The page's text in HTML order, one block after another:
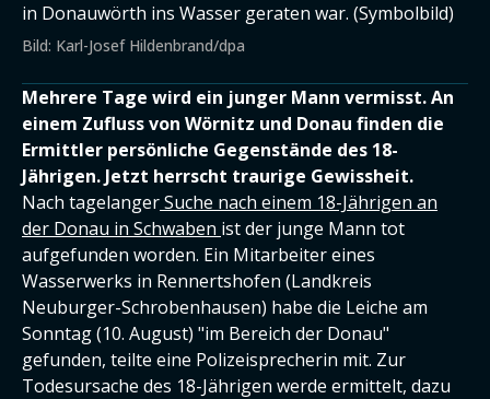
in Donauwörth ins Wasser geraten war. (Symbolbild)
Bild: Karl-Josef Hildenbrand/dpa
Mehrere Tage wird ein junger Mann vermisst. An
einem Zufluss von Wörnitz und Donau finden die
Ermittler persönliche Gegenstände des 18-
Jährigen. Jetzt herrscht traurige Gewissheit.
Nach tagelangerSuche nach einem 18-Jährigen an
der Donau in Schwaben ist der junge Mann tot
aufgefunden worden. Ein Mitarbeiter eines
Wasserwerks in Rennertshofen (Landkreis
Neuburger-Schrobenhausen) habe die Leiche am
Sonntag (10. August) "im Bereich der Donau"
gefunden, teilte eine Polizeisprecherin mit. Zur
Todesursache des 18-Jährigen werde ermittelt, dazu